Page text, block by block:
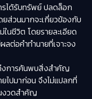
รได้รับทรัพย์ ปลดล็อก
ส่วนมากจะเกี่ยวข้องกับ
นชีวิต โดยรายละเอียด
ต่อคำทำนายที่เจาะจง
งการค้นพบสิ่งสำคัญ
ไปมาก่อน จึงไม่แปลกที่
งวดสำคัญ